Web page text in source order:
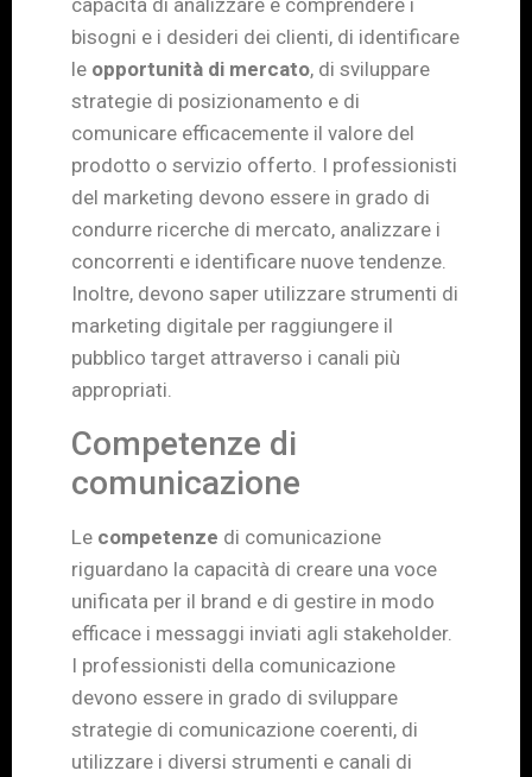
capacità di analizzare e comprendere i
bisogni e i desideri dei clienti, di identificare
le opportunità di mercato, di sviluppare
strategie di posizionamento e di
comunicare efficacemente il valore del
prodotto o servizio offerto. I professionisti
del marketing devono essere in grado di
condurre ricerche di mercato, analizzare i
concorrenti e identificare nuove tendenze.
Inoltre, devono saper utilizzare strumenti di
marketing digitale per raggiungere il
pubblico target attraverso i canali più
appropriati.
Competenze di
comunicazione
Le competenze di comunicazione
riguardano la capacità di creare una voce
unificata per il brand e di gestire in modo
efficace i messaggi inviati agli stakeholder.
I professionisti della comunicazione
devono essere in grado di sviluppare
strategie di comunicazione coerenti, di
utilizzare i diversi strumenti e canali di